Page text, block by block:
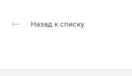
Назад к списку